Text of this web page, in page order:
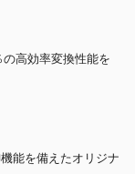
高効率変換性能を
能を備えたオリジナ